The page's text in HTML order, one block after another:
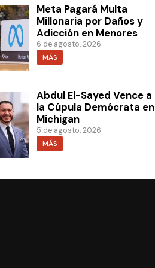
Meta Pagará Multa
Millonaria por Daños y
Adicción en Menores
6 de agosto, 2026
MÁS
Abdul El-Sayed Vence a
la Cúpula Demócrata en
Michigan
5 de agosto, 2026
MÁS